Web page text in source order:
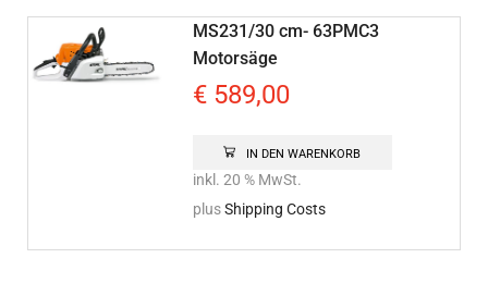
MS231/30 cm- 63PMC3
Motorsäge
€589,00
IN DEN WARENKORB
inkl. 20 % MwSt.
plusShipping Costs